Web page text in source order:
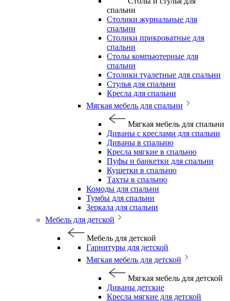
спальни
Столики журнальные для
спальни
Столики прикроватные для
спальни
Столы компьютерные для
спальни
Столики туалетные для спальни
Стулья для спальни
Кресла для спальни
Мягкая мебель для спальни
Мягкая мебель для спальни
Диваны с креслами для спальни
Диваны в спальню
Кресла мягкие в спальню
Пуфы и банкетки для спальни
Кушетки в спальню
Тахты в спальню
Комоды для спальни
Тумбы для спальни
Зеркала для спальни
Мебель для детской
Мебель для детской
Гарнитуры для детской
Мягкая мебель для детской
Мягкая мебель для детской
Диваны детские
Кресла мягкие для детской